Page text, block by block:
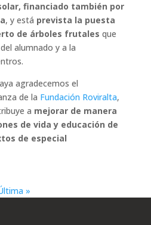
financiado también por
, y está prevista la puesta
de árboles frutales que
alumnado y a la
agradecemos el
de la Fundación Roviralta,
a mejorar de manera
de vida y educación de
de especial
»